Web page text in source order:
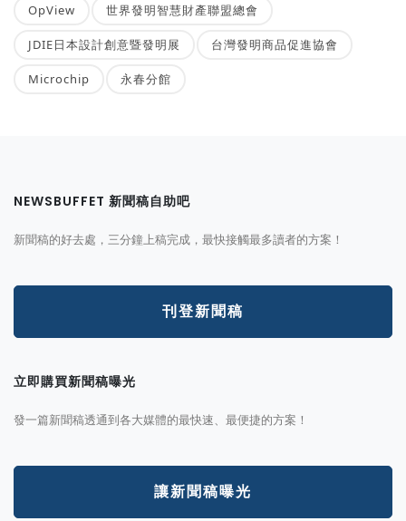
OpView 世界發明智慧財產聯盟總會
JDIE日本設計創意暨發明展 台灣發明商品促進協會
Microchip 永春分館
NEWSBUFFET 新聞稿自助吧
新聞稿的好去處，三分鐘上稿完成，最快接觸最多讀者的方案！
刊登新聞稿
立即購買新聞稿曝光
發一篇新聞稿透通到各大媒體的最快速、最便捷的方案！
讓新聞稿曝光